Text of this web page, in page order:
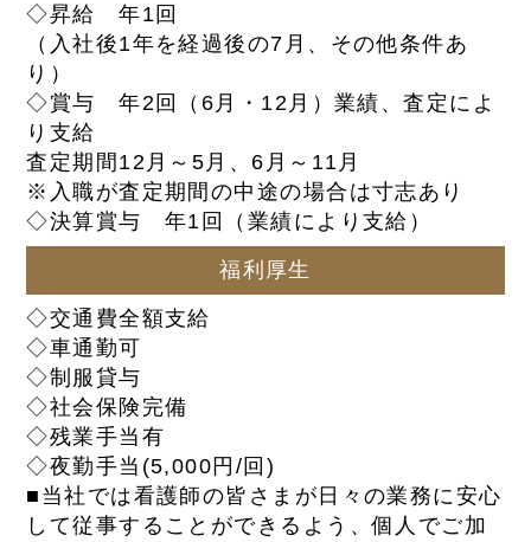
◇昇給 年1回
（入社後1年を経過後の7月、その他条件あ
り）
◇賞与 年2回（6月・12月）業績、査定によ
り支給
査定期間12月～5月、6月～11月
※入職が査定期間の中途の場合は寸志あり
◇決算賞与 年1回（業績により支給）
福利厚生
◇交通費全額支給
◇車通勤可
◇制服貸与
◇社会保険完備
◇残業手当有
◇夜勤手当(5,000円/回)
■当社では看護師の皆さまが日々の業務に安心
して従事することができるよう、個人でご加